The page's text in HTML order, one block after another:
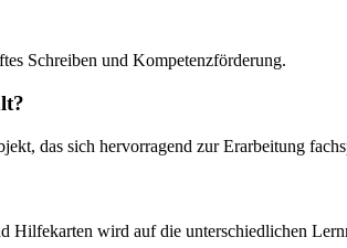
Schreiben und Kompetenzförderung.
das sich hervorragend zur Erarbeitung
wird auf die unterschiedlichen